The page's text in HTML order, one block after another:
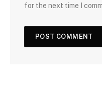
for the next time I